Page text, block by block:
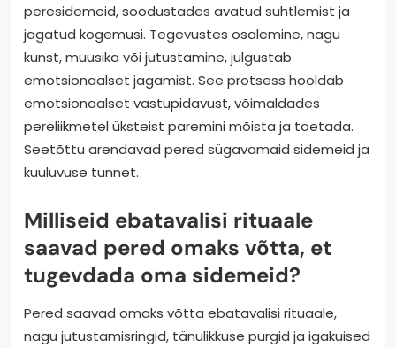
peresidemeid, soodustades avatud suhtlemist ja
jagatud kogemusi. Tegevustes osalemine, nagu
kunst, muusika või jutustamine, julgustab
emotsionaalset jagamist. See protsess hooldab
emotsionaalset vastupidavust, võimaldades
pereliikmetel üksteist paremini mõista ja toetada.
Seetõttu arendavad pered sügavamaid sidemeid ja
kuuluvuse tunnet.
Milliseid ebatavalisi rituaale
saavad pered omaks võtta, et
tugevdada oma sidemeid?
Pered saavad omaks võtta ebatavalisi rituaale,
nagu jutustamisringid, tänulikkuse purgid ja igakuised